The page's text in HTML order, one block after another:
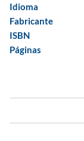
Idioma
Fabricante
ISBN
Páginas